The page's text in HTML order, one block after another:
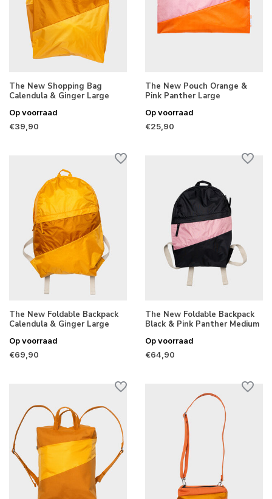
The New Shopping Bag
Calendula & Ginger Large
Op voorraad
€39,90
The New Pouch Orange &
Pink Panther Large
Op voorraad
€25,90
The New Foldable Backpack
Calendula & Ginger Large
Op voorraad
€69,90
The New Foldable Backpack
Black & Pink Panther Medium
Op voorraad
€64,90